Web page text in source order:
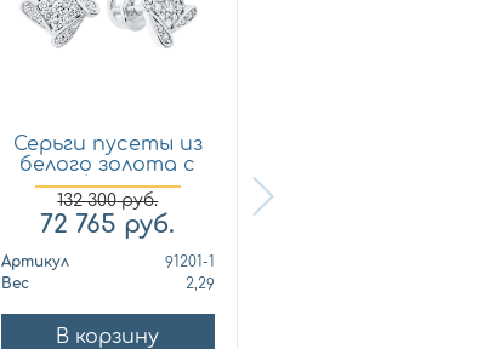
Серьги пусеты из
белого золота с
брил...
132 300руб.
72 765 руб.
Артикул
91201-1
Вес
2,29
В корзину